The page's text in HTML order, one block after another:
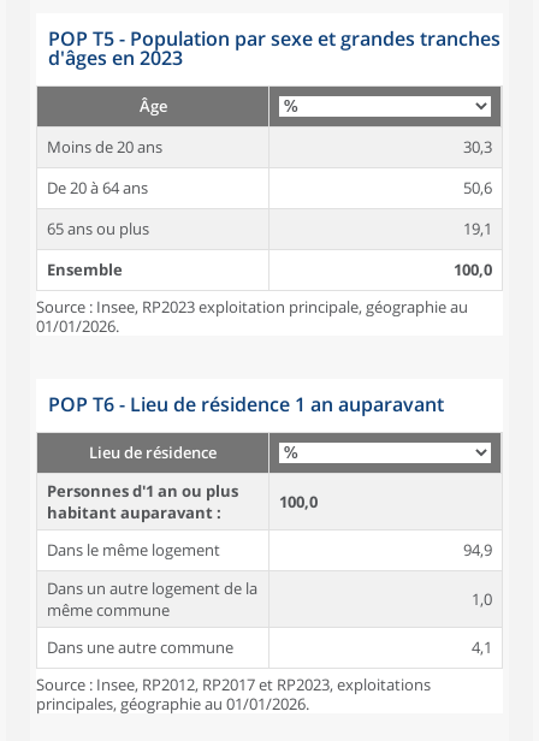
POP T5 - Population par sexe et grandes tranches
d'âges en 2023
Âge
Moins de 20 ans
30,3
De 20 à 64 ans
50,6
65 ans ou plus
19,1
Ensemble
100,0
Source : Insee, RP2023 exploitation principale, géographie au
01/01/2026.
POP T6 - Lieu de résidence 1 an auparavant
Lieu de résidence
Personnes d'1 an ou plus
habitant auparavant :
100,0
Dans le même logement
94,9
Dans un autre logement de la
même commune
1,0
Dans une autre commune
4,1
Source : Insee, RP2012, RP2017 et RP2023, exploitations
principales, géographie au 01/01/2026.